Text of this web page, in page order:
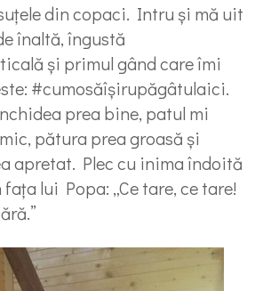
din copaci. Intru și mă uit
înaltă, îngustă
și primul gând care îmi
#cumosăîșirupăgâtulaici.
prea bine, patul mi
pătura prea groasă și
apretat. Plec cu inima îndoită
lui Popa: „Ce tare, ce tare!